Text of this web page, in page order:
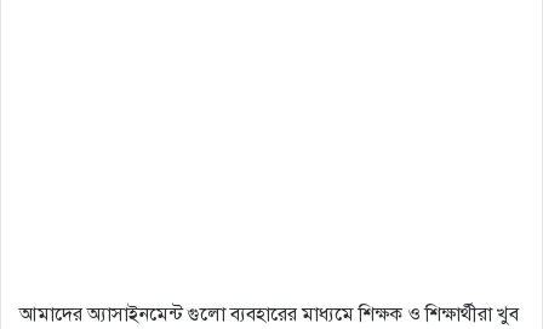
আমাদের অ্যাসাইনমেন্ট গুলো ব্যবহারের মাধ্যমে শিক্ষক ও শিক্ষার্থীরা খুব